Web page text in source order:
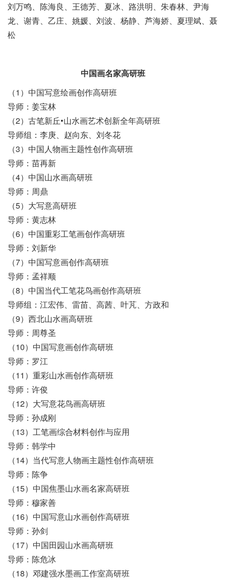
刘万鸣、陈海良、王德芳、夏冰、路洪明、朱春林、尹海
龙、谢青、乙庄、姚媛、刘波、杨静、芦海娇、夏理斌、聂
松
中国画名家高研班
（1）中国写意绘画创作高研班
导师：姜宝林
（2）古笔新丘•山水画艺术创新全年高研班
导师组：李庚、赵向东、刘冬花
（3）中国人物画主题性创作高研班
导师：苗再新
（4）中国山水画高研班
导师：周鼎
（5）大写意高研班
导师：黄志林
（6）中国重彩工笔画创作高研班
导师：刘新华
（7）中国写意画创作高研班
导师：孟祥顺
（8）中国当代工笔花鸟画创作高研班
导师组：江宏伟、雷苗、高茜、叶芃、方政和
（9）西北山水画高研班
导师：周尊圣
（10）中国写意画创作高研班
导师：罗江
（11）重彩山水画创作高研班
导师：许俊
（12）大写意花鸟画高研班
导师：孙成刚
（13）工笔画综合材料创作与应用
导师：韩学中
（14）当代写意人物画主题性创作高研班
导师：陈争
（15）中国焦墨山水画名家高研班
导师：穆家善
（16）中国写意山水画创作高研班
导师：孙剑
（17）中国田园山水画高研班
导师：陈危冰
（18）邓建强水墨画工作室高研班